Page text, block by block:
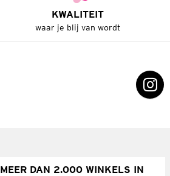
KWALITEIT
waar je blij van wordt
MEER DAN 2.000 WINKELS IN